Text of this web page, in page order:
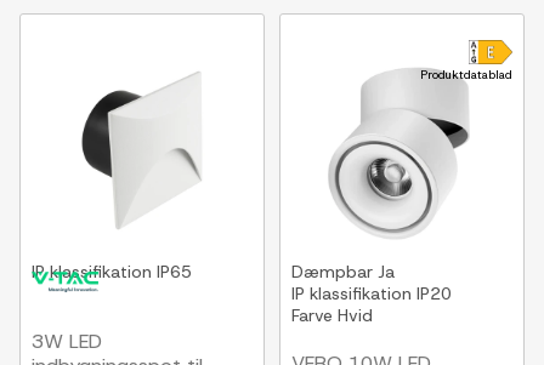
IP klassifikation IP65
3W LED
Produktdatablad
Dæmpbar Ja
IP klassifikation IP20
Farve Hvid